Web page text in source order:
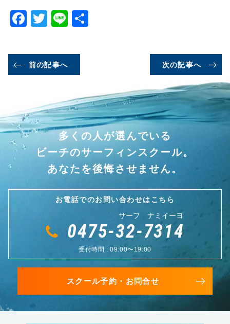
Facebook
Twitter
Line
前の記事へ 次の記事へ
多くの人が選んでいる
ビーチのサーフィンスクール。
あなたを後悔させません。
お電話でのお問い合わせはこちら
サーフ ナミイーヨ
0475-32-7314
受付時間 : 09:00〜19:00
スクール予約・お問合せ